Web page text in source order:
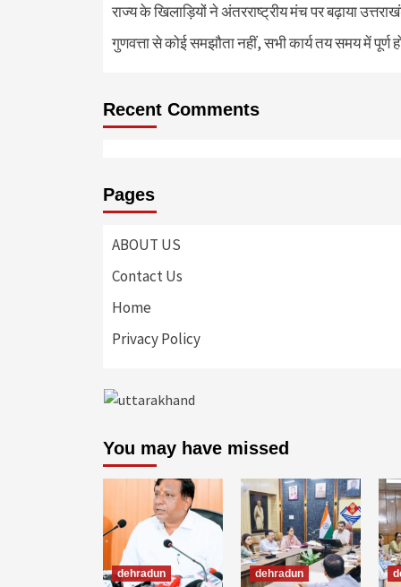
राज्य के खिलाड़ियों ने अंतरराष्ट्रीय मंच पर बढ़ाया
गुणवत्ता से कोई समझौता नहीं, सभी कार्य तय समय में पूर्ण
Recent Comments
Pages
ABOUT US
Contact Us
Home
Privacy Policy
You may have missed
dehradun dehradun